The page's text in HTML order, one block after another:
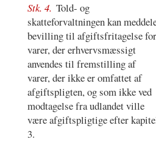
Stk. 4. Told- og
skatteforvaltningen kan
bevilling til afgiftsfritagelse for
varer, der erhvervsmæssigt
anvendes til fremstilling af
varer, der ikke er omfattet af
afgiftspligten, og som ikke ved
modtagelse fra udlandet ville
være afgiftspligtige efter
3.